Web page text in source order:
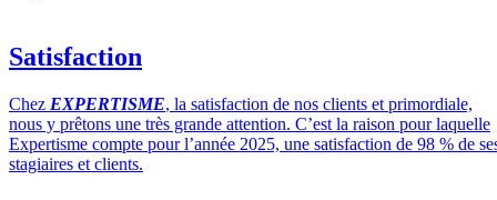
Satisfaction
Chez EXPERTISME, la satisfaction de nos clients et primordiale,
nous y prêtons une très grande attention. C’est la raison pour laquelle
Expertisme compte pour l’année 2025, une satisfaction de 98 % de
stagiaires et clients.